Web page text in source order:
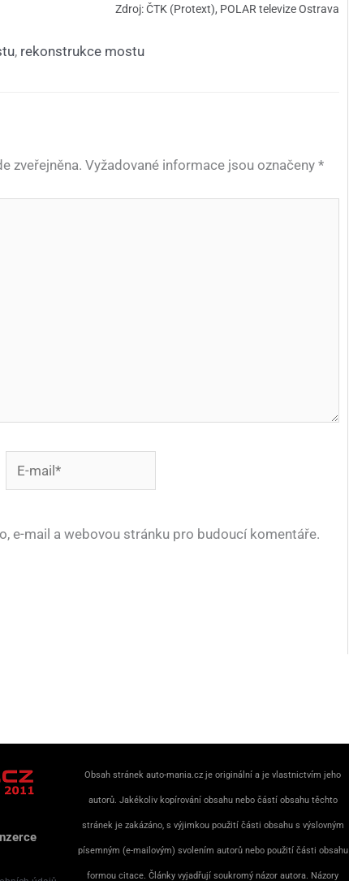
Zdroj: ČTK (Protext), POLAR televize Ostrava
, rekonstrukce mostu
zveřejněna. Vyžadované informace jsou označeny *
mail*
e-mail a webovou stránku pro budoucí komentáře.
Obsah stránek auto-mania.cz je originální a je vlastnictvím jeho
autorů. Jakékoliv kopírování obsahu nebo částí obsahu těchto
stránek je zakázáno, s výjimkou použití části obsahu s výslovným
písemným (e-mailovým) svolením autorů nebo použití části obsahu
formou citace. Články vyjadřují soukromý názor autora. Názory